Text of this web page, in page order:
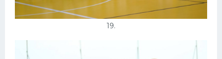
19.